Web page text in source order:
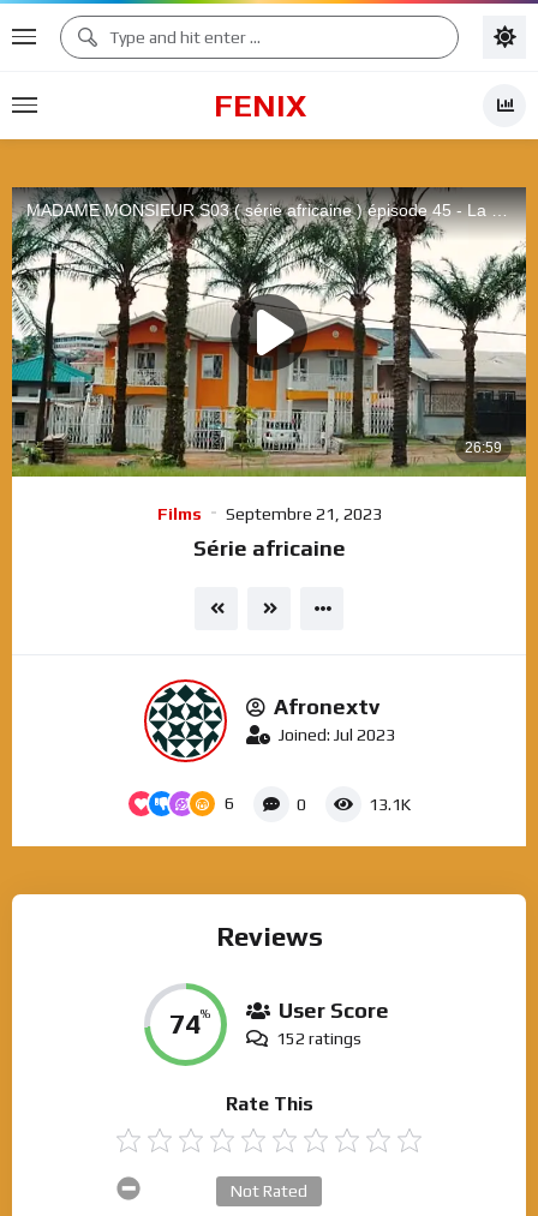
FENIX
Films Septembre 21, 2023
Série africaine
Afronextv
Joined: Jul 2023
6 0 13.1K
Reviews
74% User Score
152 ratings
Rate This
Not Rated